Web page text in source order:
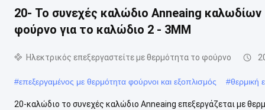
20- Το συνεχές καλώδιο Anneaing
φούρνο για το καλώδιο 2 - 3MM
Ηλεκτρικός επεξεργαστείτε με θερμότητα το φούρνο
#επεξεργαμένος με θερμότητα φούρνοι και εξοπλισμός #θερμική
20-καλώδιο το συνεχές καλώδιο Anneaing επεξεργάζεται με